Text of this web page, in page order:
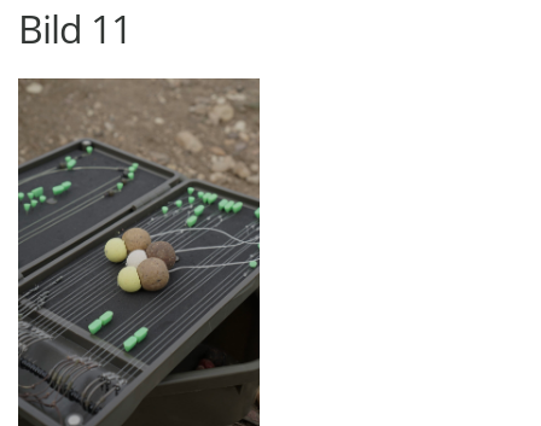
Bild 11